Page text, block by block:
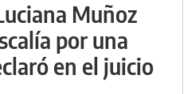
Muñoz
por una
en el juicio